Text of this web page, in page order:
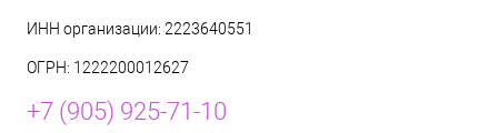
ИНН организации: 2223640551
ОГРН: 1222200012627
+7 (905) 925-71-10